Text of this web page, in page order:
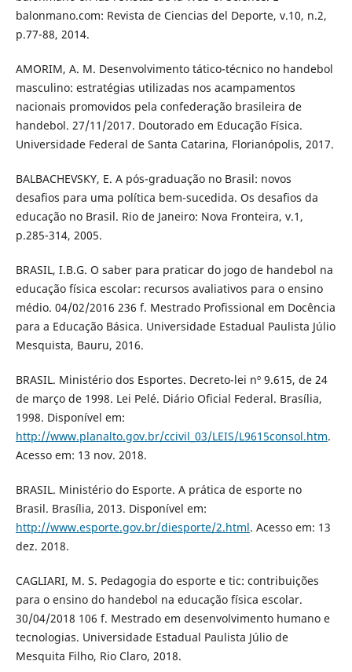
balonmano.com: Revista de Ciencias del Deporte, v.10, n.2,
p.77-88, 2014.
AMORIM, A. M. Desenvolvimento tático-técnico no handebol
masculino: estratégias utilizadas nos acampamentos
nacionais promovidos pela confederação brasileira de
handebol. 27/11/2017. Doutorado em Educação Física.
Universidade Federal de Santa Catarina, Florianópolis, 2017.
BALBACHEVSKY, E. A pós-graduação no Brasil: novos
desafios para uma política bem-sucedida. Os desafios da
educação no Brasil. Rio de Janeiro: Nova Fronteira, v.1,
p.285-314, 2005.
BRASIL, I.B.G. O saber para praticar do jogo de handebol na
educação física escolar: recursos avaliativos para o ensino
médio. 04/02/2016 236 f. Mestrado Profissional em Docência
para a Educação Básica. Universidade Estadual Paulista Júlio
Mesquista, Bauru, 2016.
BRASIL. Ministério dos Esportes. Decreto-lei nº 9.615, de 24
de março de 1998. Lei Pelé. Diário Oficial Federal. Brasília,
1998. Disponível em:
http://www.planalto.gov.br/ccivil_03/LEIS/L9615consol.htm.
Acesso em: 13 nov. 2018.
BRASIL. Ministério do Esporte. A prática de esporte no
Brasil. Brasília, 2013. Disponível em:
http://www.esporte.gov.br/diesporte/2.html. Acesso em: 13
dez. 2018.
CAGLIARI, M. S. Pedagogia do esporte e tic: contribuições
para o ensino do handebol na educação física escolar.
30/04/2018 106 f. Mestrado em desenvolvimento humano e
tecnologias. Universidade Estadual Paulista Júlio de
Mesquita Filho, Rio Claro, 2018.